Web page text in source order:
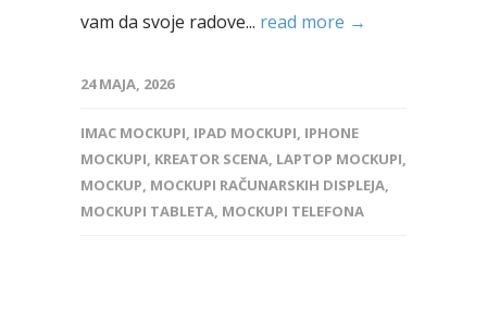
vam da svoje radove... read more →
24 MAJA, 2026
IMAC MOCKUPI, IPAD MOCKUPI, IPHONE
MOCKUPI, KREATOR SCENA, LAPTOP MOCKUPI,
MOCKUP, MOCKUPI RAČUNARSKIH DISPLEJA,
MOCKUPI TABLETA, MOCKUPI TELEFONA